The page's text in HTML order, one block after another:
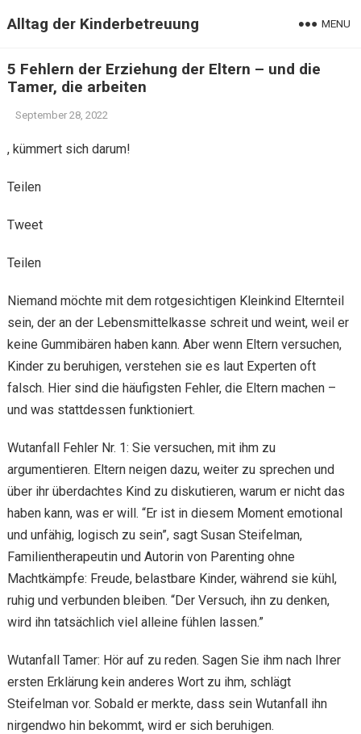
Alltag der Kinderbetreuung MENU
5 Fehlern der Erziehung der Eltern – und die
Tamer, die arbeiten
September 28, 2022
, kümmert sich darum!
Teilen
Tweet
Teilen
Niemand möchte mit dem rotgesichtigen Kleinkind Elternteil
sein, der an der Lebensmittelkasse schreit und weint, weil er
keine Gummibären haben kann. Aber wenn Eltern versuchen,
Kinder zu beruhigen, verstehen sie es laut Experten oft
falsch. Hier sind die häufigsten Fehler, die Eltern machen –
und was stattdessen funktioniert.
Wutanfall Fehler Nr. 1: Sie versuchen, mit ihm zu
argumentieren. Eltern neigen dazu, weiter zu sprechen und
über ihr überdachtes Kind zu diskutieren, warum er nicht das
haben kann, was er will. “Er ist in diesem Moment emotional
und unfähig, logisch zu sein”, sagt Susan Steifelman,
Familientherapeutin und Autorin von Parenting ohne
Machtkämpfe: Freude, belastbare Kinder, während sie kühl,
ruhig und verbunden bleiben. “Der Versuch, ihn zu denken,
wird ihn tatsächlich viel alleine fühlen lassen.”
Wutanfall Tamer: Hör auf zu reden. Sagen Sie ihm nach Ihrer
ersten Erklärung kein anderes Wort zu ihm, schlägt
Steifelman vor. Sobald er merkte, dass sein Wutanfall ihn
nirgendwo hin bekommt, wird er sich beruhigen.